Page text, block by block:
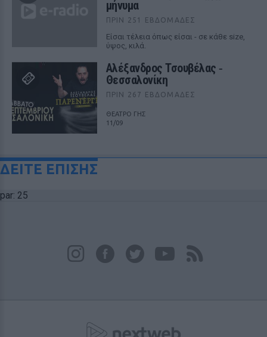
μήνυμα
ΠΡΙΝ 251 ΕΒΔΟΜΆΔΕΣ
Είσαι τέλεια όπως είσαι - σε κάθε size,
ύψος, κιλά.
Αλέξανδρος Τσουβέλας ‑
Θεσσαλονίκη
ΠΡΙΝ 267 ΕΒΔΟΜΆΔΕΣ
ΘΕΑΤΡΟ ΓΗΣ
11/09
ΔΕΙΤΕ ΕΠΙΣΗΣ
par: 25